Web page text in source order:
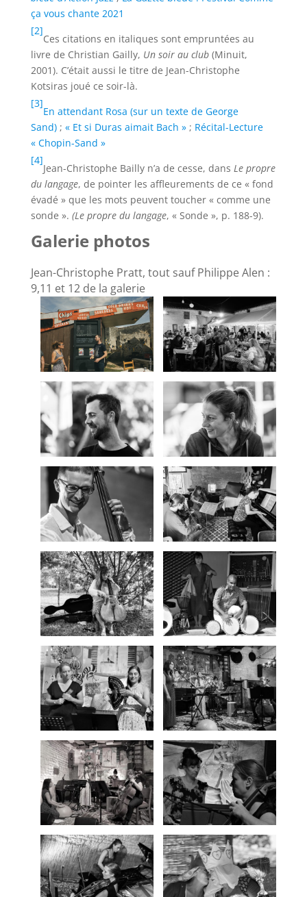
ça vous chante 2021
[2]
Ces citations en italiques sont empruntées au
livre de Christian Gailly, Un soir au club(Minuit,
2001). C’était aussi le titre de Jean-Christophe
Kotsiras joué ce soir-là.
[3]
En attendant Rosa (sur un texte de George
Sand); « Et si Duras aimait Bach »; Récital-Lecture
« Chopin-Sand »
[4]
Jean-Christophe Bailly n’a de cesse, dans Le propre
du langage, de pointer les affleurements de ce « fond
évadé » que les mots peuvent toucher « comme une
sonde ». (Le propre du langage, « Sonde », p. 188-9).
Galerie photos
Jean-Christophe Pratt, tout sauf Philippe Alen :
9,11 et 12 de la galerie